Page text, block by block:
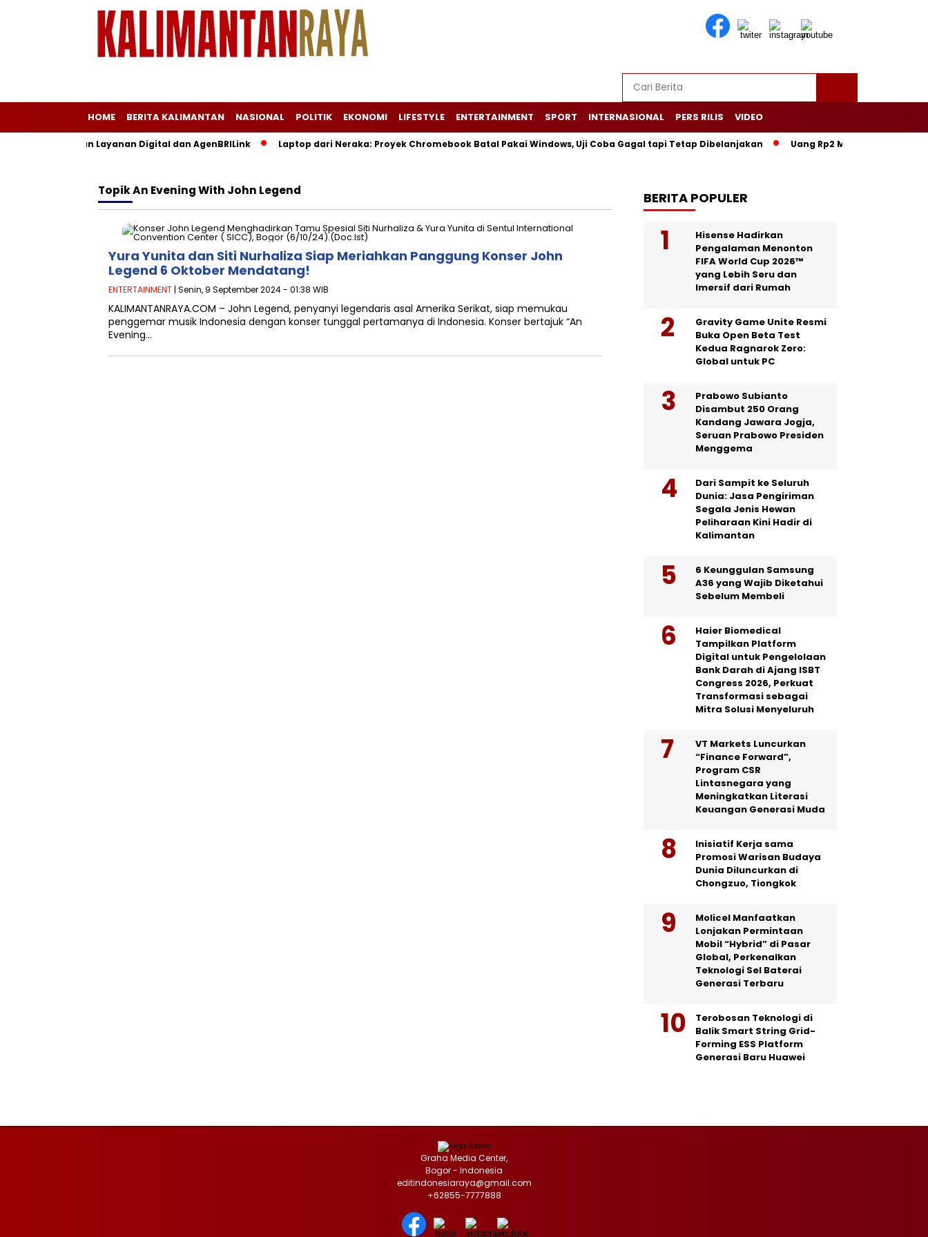
HOME BERITA KALIMANTAN NASIONAL POLITIK EKONOMI LIFESTYLE ENTERTAINMENT SPORT INTERNASIONAL PERS RILIS VIDEO
BRI Siagakan Layanan Digital dan AgenBRILink Laptop dari Neraka: Proyek Chromebook Batal Pakai Windows, Uji Coba Gagal tapi Tetap Dibelanjakan Uang Rp2 Miliar di Rumah
TopikAn Evening With John Legend
Yura Yunita dan Siti Nurhaliza Siap Meriahkan Panggung Konser John
Legend 6 Oktober Mendatang!
ENTERTAINMENT | Senin, 9 September 2024 - 01:38 WIB
KALIMANTANRAYA.COM – John Legend, penyanyi legendaris asal Amerika Serikat, siap memukau
penggemar musik Indonesia dengan konser tunggal pertamanya di Indonesia. Konser bertajuk “An
Evening…
BERITA POPULER
Hisense Hadirkan
Pengalaman Menonton
FIFA World Cup 2026™
yang Lebih Seru dan
Imersif dari Rumah
Gravity Game Unite Resmi
Buka Open Beta Test
Kedua Ragnarok Zero:
Global untuk PC
Prabowo Subianto
Disambut 250 Orang
Kandang Jawara Jogja,
Seruan Prabowo Presiden
Menggema
Dari Sampit ke Seluruh
Dunia: Jasa Pengiriman
Segala Jenis Hewan
Peliharaan Kini Hadir di
Kalimantan
6 Keunggulan Samsung
A36 yang Wajib Diketahui
Sebelum Membeli
Haier Biomedical
Tampilkan Platform
Digital untuk Pengelolaan
Bank Darah di Ajang ISBT
Congress 2026, Perkuat
Transformasi sebagai
Mitra Solusi Menyeluruh
VT Markets Luncurkan
“Finance Forward”,
Program CSR
Lintasnegara yang
Meningkatkan Literasi
Keuangan Generasi Muda
Inisiatif Kerja sama
Promosi Warisan Budaya
Dunia Diluncurkan di
Chongzuo, Tiongkok
Molicel Manfaatkan
Lonjakan Permintaan
Mobil “Hybrid” di Pasar
Global, Perkenalkan
Teknologi Sel Baterai
Generasi Terbaru
Terobosan Teknologi di
Balik Smart String Grid-
Forming ESS Platform
Generasi Baru Huawei
Graha Media Center,
Bogor - Indonesia
editindonesiaraya@gmail.com
+62855-7777888